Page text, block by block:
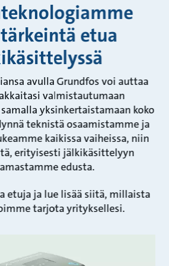
etua
avulla Grundfos voi auttaa
valmistautumaan
yksinkertaistamaan koko
teknistä osaamistamme ja
kaikissa vaiheissa, niin
erityisesti jälkikäsittelyyn
edusta.
etuja ja lue lisää siitä, millaista
tarjota yrityksellesi.